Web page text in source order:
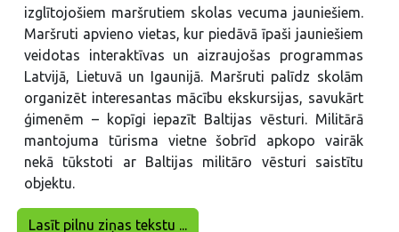
izglītojošiem maršrutiem skolas vecuma jauniešiem.
Maršruti apvieno vietas, kur piedāvā īpaši jauniešiem
veidotas interaktīvas un aizraujošas programmas
Latvijā, Lietuvā un Igaunijā. Maršruti palīdz skolām
organizēt interesantas mācību ekskursijas, savukārt
ģimenēm – kopīgi iepazīt Baltijas vēsturi. Militārā
mantojuma tūrisma vietne šobrīd apkopo vairāk
nekā tūkstoti ar Baltijas militāro vēsturi saistītu
objektu.
Lasīt pilnu ziņas tekstu ...